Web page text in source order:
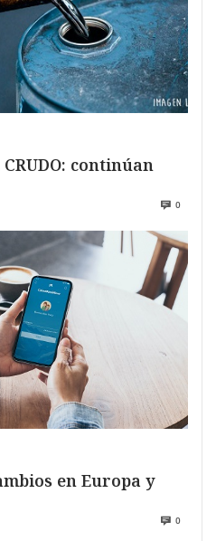
CRUDO: continúan
0
en Europa y
0